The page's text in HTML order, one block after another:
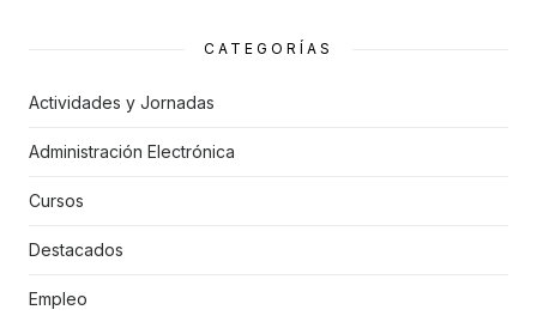
CATEGORÍAS
Actividades y Jornadas
Administración Electrónica
Cursos
Destacados
Empleo